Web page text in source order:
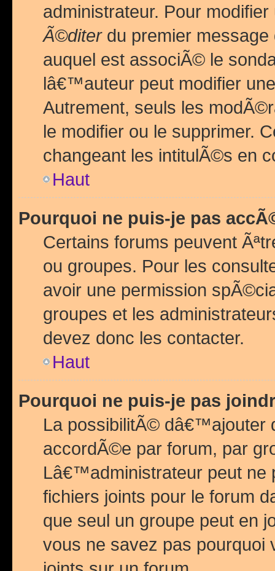
administrateur. Pour
Ã©diterdu premier
auquel est associÃ© le
lâ€™auteur peut modifier
Autrement, seuls les
le modifier ou le supprimer.
changeant les intitulÃ©s en
Haut
Pourquoi ne puis-je pas
Certains forums peuvent
ou groupes. Pour les
avoir une permission
groupes et les
devez donc les contacter.
Haut
Pourquoi ne puis-je pas
La possibilitÃ© dâ€™ajouter
accordÃ©e par forum, par
Lâ€™administrateur peut
fichiers joints pour le forum
que seul un groupe peut en
vous ne savez pas pourquoi